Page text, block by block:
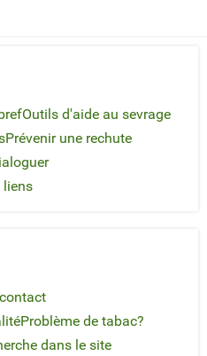
Outils d'aide au sevrage
Prévenir une rechute
liens
Problème de tabac?
dans le site